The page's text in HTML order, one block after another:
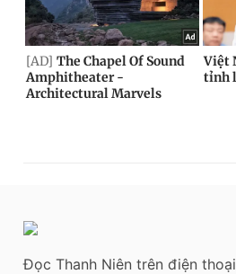
Đọc Thanh Niên trên điện thoại